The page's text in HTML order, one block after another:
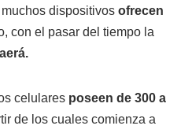
dispositivos ofrecen
con el pasar del tiempo la
celulares poseen de 300 a
de los cuales comienza a